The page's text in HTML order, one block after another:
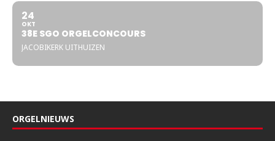
24
OKT
38E SGO ORGELCONCOURS
JACOBIKERK UITHUIZEN
ORGELNIEUWS